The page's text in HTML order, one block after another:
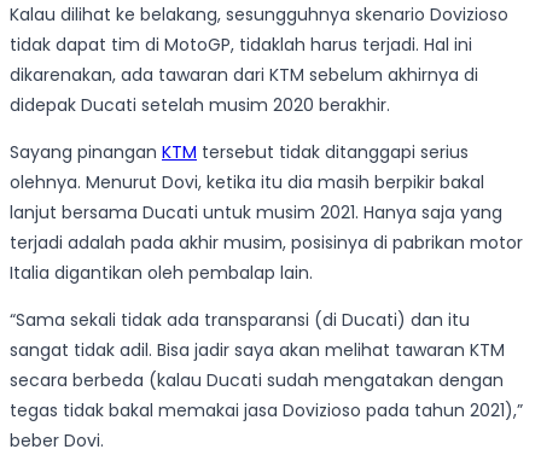
Kalau dilihat ke belakang, sesungguhnya skenario Dovizioso
tidak dapat tim di MotoGP, tidaklah harus terjadi. Hal ini
dikarenakan, ada tawaran dari KTM sebelum akhirnya di
didepak Ducati setelah musim 2020 berakhir.
Sayang pinangan KTM tersebut tidak ditanggapi serius
olehnya. Menurut Dovi, ketika itu dia masih berpikir bakal
lanjut bersama Ducati untuk musim 2021. Hanya saja yang
terjadi adalah pada akhir musim, posisinya di pabrikan motor
Italia digantikan oleh pembalap lain.
“Sama sekali tidak ada transparansi (di Ducati) dan itu
sangat tidak adil. Bisa jadir saya akan melihat tawaran KTM
secara berbeda (kalau Ducati sudah mengatakan dengan
tegas tidak bakal memakai jasa Dovizioso pada tahun 2021),”
beber Dovi.